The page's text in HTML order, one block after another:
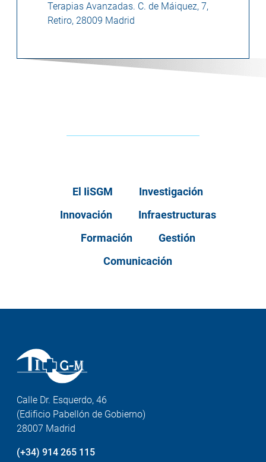
Terapias Avanzadas. C. de Máiquez, 7,
Retiro, 28009 Madrid
El IiSGM
Investigación
Innovación
Infraestructuras
Formación
Gestión
Comunicación
Calle Dr. Esquerdo, 46
(Edificio Pabellón de Gobierno)
28007 Madrid
(+34) 914 265 115